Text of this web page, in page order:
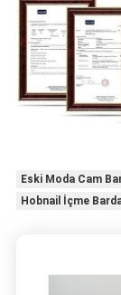
Eski Moda Cam
Hobnail İçme